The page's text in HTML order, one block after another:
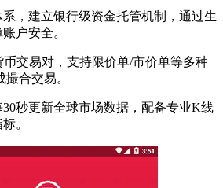
，建立银行级资金托管机制，通过生
户安全。
币交易对，支持限价单/市价单等多种
合交易。
秒更新全球市场数据，配备专业K线
。